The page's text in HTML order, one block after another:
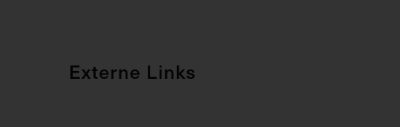
Externe Links